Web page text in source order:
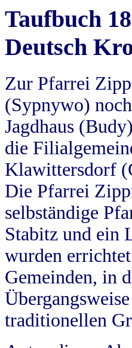
Taufbuch
Deutsch
Zur Pfarrei
(Sypnywo)
Jagdhaus
die
Klawittersdorf
Die Pfarrei
selbständige
Stabitz und ein
wurden
Gemeinden, in
traditionellen